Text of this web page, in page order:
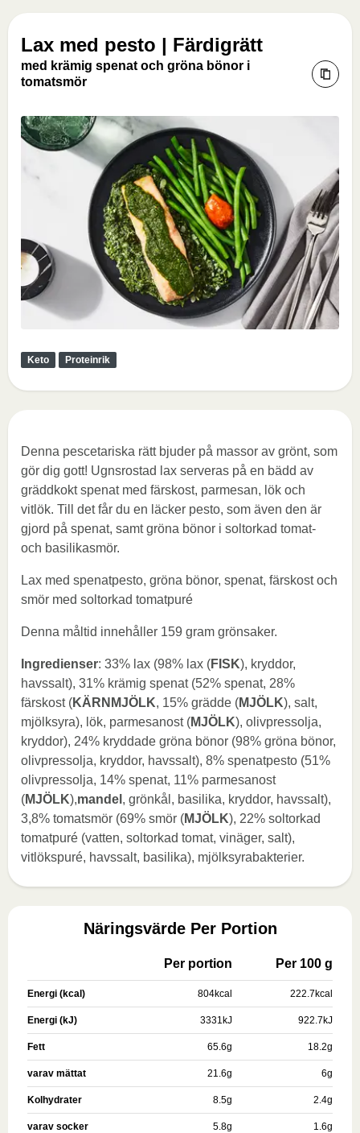
Lax med pesto | Färdigrätt
med krämig spenat och gröna bönor i
tomatsmör
Keto Proteinrik
Denna pescetariska rätt bjuder på massor av grönt, som
gör dig gott! Ugnsrostad lax serveras på en bädd av
gräddkokt spenat med färskost, parmesan, lök och
vitlök. Till det får du en läcker pesto, som även den är
gjord på spenat, samt gröna bönor i soltorkad tomat-
och basilikasmör.
Lax med spenatpesto, gröna bönor, spenat, färskost och
smör med soltorkad tomatpuré
Denna måltid innehåller 159 gram grönsaker.
Ingredienser: 33% lax (98% lax (FISK), kryddor,
havssalt), 31% krämig spenat (52% spenat, 28%
färskost (KÄRNMJÖLK, 15% grädde (MJÖLK), salt,
mjölksyra), lök, parmesanost (MJÖLK), olivpressolja,
kryddor), 24% kryddade gröna bönor (98% gröna bönor,
olivpressolja, kryddor, havssalt), 8% spenatpesto (51%
olivpressolja, 14% spenat, 11% parmesanost
(MJÖLK),mandel , grönkål, basilika, kryddor, havssalt),
3,8% tomatsmör (69% smör (MJÖLK), 22% soltorkad
tomatpuré (vatten, soltorkad tomat, vinäger, salt),
vitlökspuré, havssalt, basilika), mjölksyrabakterier.
Näringsvärde Per Portion
Per portion Per 100 g
Energi (kcal) 804kcal 222.7kcal
Energi (kJ) 3331kJ 922.7kJ
Fett 65.6g 18.2g
varav mättat 21.6g 6g
Kolhydrater 8.5g 2.4g
varav socker 5.8g 1.6g